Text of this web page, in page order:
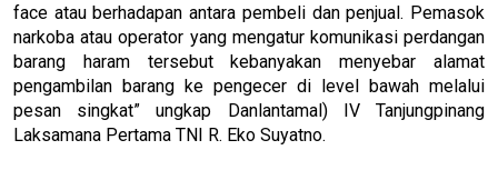
face atau berhadapan antara pembeli dan penjual. Pemasok
narkoba atau operator yang mengatur komunikasi perdangan
barang haram tersebut kebanyakan menyebar alamat
pengambilan barang ke pengecer di level bawah melalui
pesan singkat” ungkap Danlantamal) IV Tanjungpinang
Laksamana Pertama TNI R. Eko Suyatno.